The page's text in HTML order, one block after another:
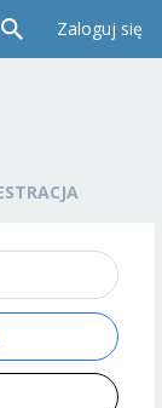
Zaloguj się